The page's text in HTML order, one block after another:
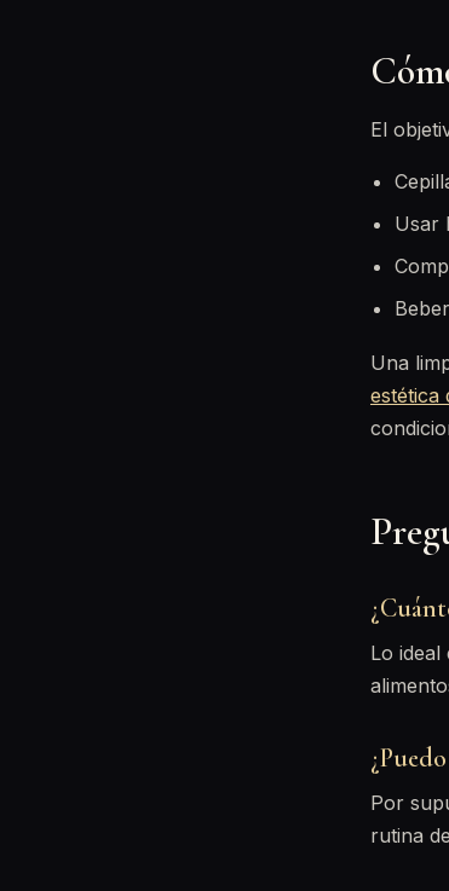
El
Usar
Una
estética
Lo
Por
rutina